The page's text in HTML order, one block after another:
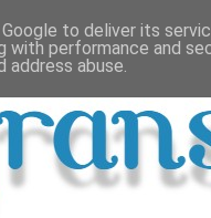
to deliver its
with performance and
abuse.